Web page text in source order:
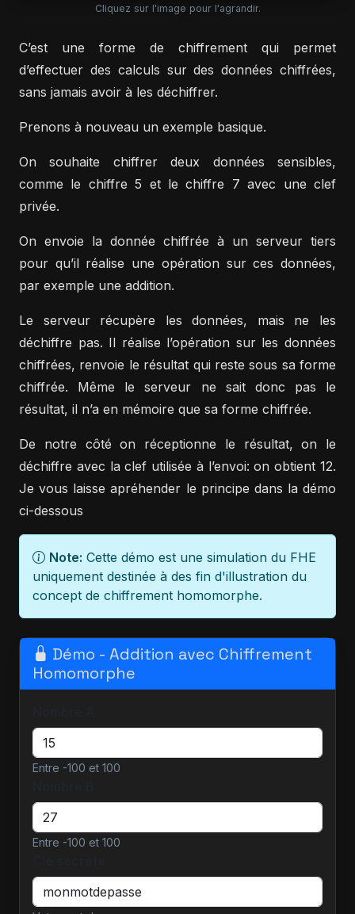
Cliquez sur l'image pour l'agrandir.
C’est une forme de chiffrement qui permet
d’effectuer des calculs sur des données chiffrées,
sans jamais avoir à les déchiffrer.
Prenons à nouveau un exemple basique.
On souhaite chiffrer deux données sensibles,
comme le chiffre 5 et le chiffre 7 avec une clef
privée.
On envoie la donnée chiffrée à un serveur tiers
pour qu’il réalise une opération sur ces données,
par exemple une addition.
Le serveur récupère les données, mais ne les
déchiffre pas. Il réalise l’opération sur les données
chiffrées, renvoie le résultat qui reste sous sa forme
chiffrée. Même le serveur ne sait donc pas le
résultat, il n’a en mémoire que sa forme chiffrée.
De notre côté on réceptionne le résultat, on le
déchiffre avec la clef utilisée à l’envoi: on obtient 12.
Je vous laisse apréhender le principe dans la démo
ci-dessous
Note: Cette démo est une simulation du FHE
uniquement destinée à des fin d'illustration du
concept de chiffrement homomorphe.
Démo - Addition avec Chiffrement
Homomorphe
Entre -100 et 100
Entre -100 et 100